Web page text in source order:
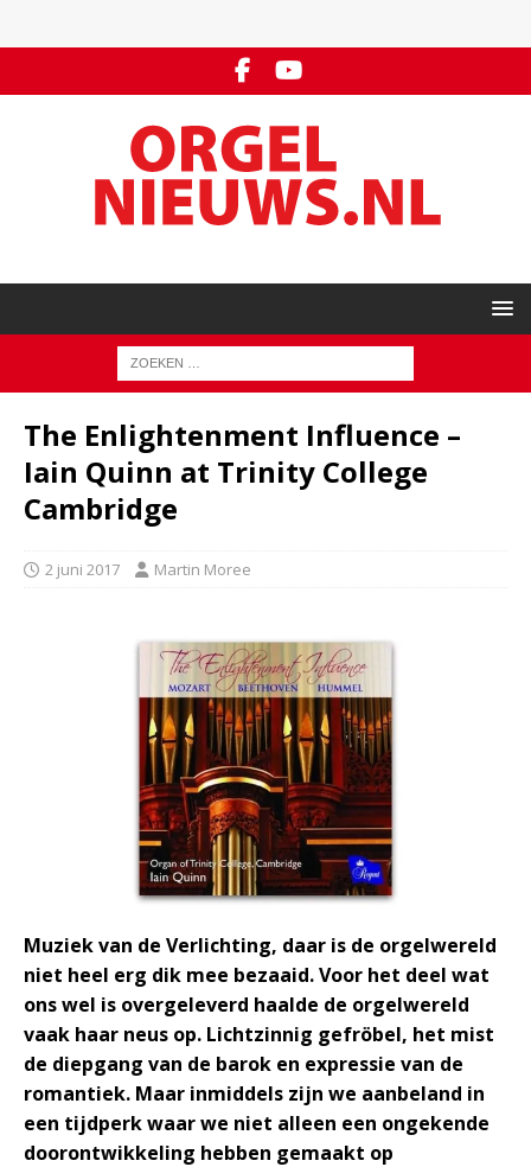
The Enlightenment Influence –
Iain Quinn at Trinity College
Cambridge
2 juni 2017 Martin Moree
Muziek van de Verlichting, daar is de orgelwereld
niet heel erg dik mee bezaaid. Voor het deel wat
ons wel is overgeleverd haalde de orgelwereld
vaak haar neus op. Lichtzinnig gefröbel, het mist
de diepgang van de barok en expressie van de
romantiek. Maar inmiddels zijn we aanbeland in
een tijdperk waar we niet alleen een ongekende
doorontwikkeling hebben gemaakt op